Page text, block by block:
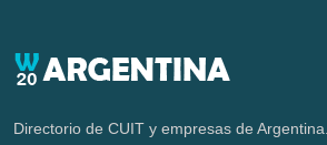
Directorio de CUIT y empresas de Argentina.